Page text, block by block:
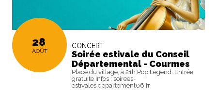
28
AOÛT
CONCERT
Soirée estivale du Conseil
Départemental - Courmes
Place du village, à 21h Pop Legend. Entrée
gratuite Infos : soirees-
estivales.departement06.fr